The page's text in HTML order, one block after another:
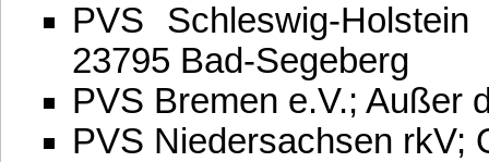
PVS Schleswig-
23795 Bad-Segeberg
PVS Bremen e.V.; Außer
PVS Niedersachsen rkV;